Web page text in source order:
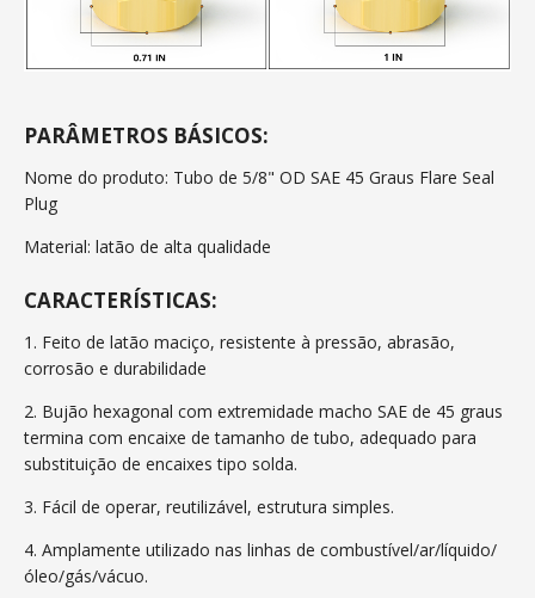
PARÂMETROS BÁSICOS:
Nome do produto: Tubo de 5/8" OD SAE 45 Graus Flare Seal
Plug
Material: latão de alta qualidade
CARACTERÍSTICAS:
1. Feito de latão maciço, resistente à pressão, abrasão,
corrosão e durabilidade
2. Bujão hexagonal com extremidade macho SAE de 45 graus
termina com encaixe de tamanho de tubo, adequado para
substituição de encaixes tipo solda.
3. Fácil de operar, reutilizável, estrutura simples.
4. Amplamente utilizado nas linhas de combustível/ar/líquido/
óleo/gás/vácuo.